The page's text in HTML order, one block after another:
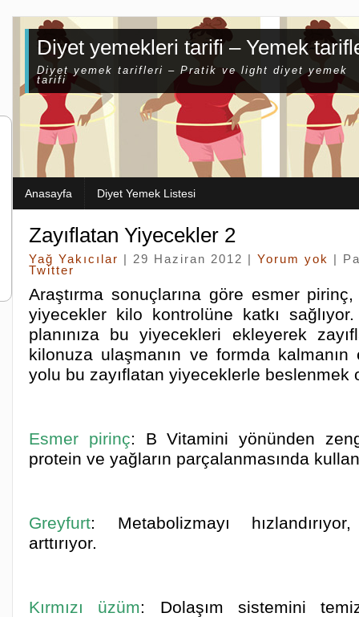
Diyet yemekleri tarifi – Yemek
Diyet yemek tarifleri – Pratik ve light diyet yemek
tarifi
Anasayfa Diyet Yemek Listesi
Zayıflatan Yiyecekler 2
Yağ Yakıcılar | 29 Haziran 2012 | Yorum yok
|
Twitter
Araştırma sonuçlarına göre esmer
yiyecekler kilo kontrolüne katkı
planınıza bu yiyecekleri ekleyerek
kilonuza ulaşmanın ve formda
yolu bu zayıflatan yiyeceklerle beslenmek
Esmer pirinç: B Vitamini yönünden
protein ve yağların parçalanmasında
Greyfurt: Metabolizmayı
arttırıyor.
Kırmızı üzüm: Dolaşım sistemini